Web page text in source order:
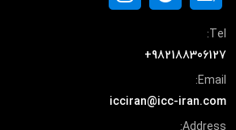
Tel:
+982188306127
Email:
icciran@icc-iran.com